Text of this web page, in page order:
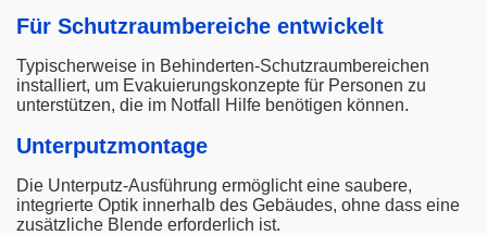
Für Schutzraumbereiche entwickelt
Typischerweise in Behinderten-Schutzraumbereichen
installiert, um Evakuierungskonzepte für Personen zu
unterstützen, die im Notfall Hilfe benötigen können.
Unterputzmontage
Die Unterputz-Ausführung ermöglicht eine saubere,
integrierte Optik innerhalb des Gebäudes, ohne dass eine
zusätzliche Blende erforderlich ist.